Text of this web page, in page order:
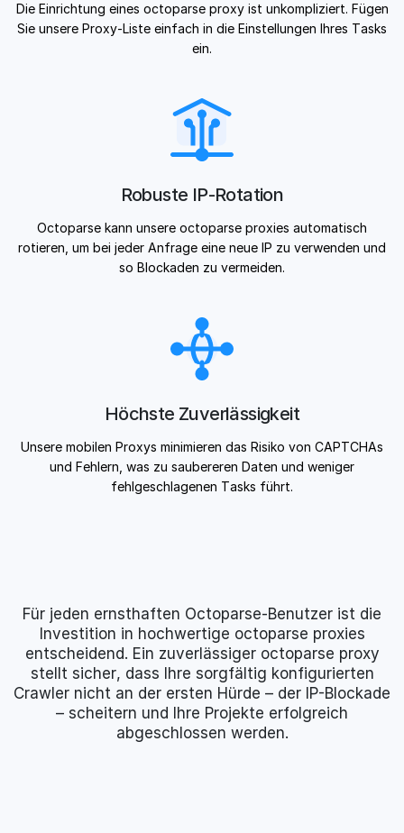
Die Einrichtung eines octoparse proxy ist unkompliziert. Fügen
Sie unsere Proxy-Liste einfach in die Einstellungen Ihres Tasks
ein.
Robuste IP-Rotation
Octoparse kann unsere octoparse proxies automatisch
rotieren, um bei jeder Anfrage eine neue IP zu verwenden und
so Blockaden zu vermeiden.
Höchste Zuverlässigkeit
Unsere mobilen Proxys minimieren das Risiko von CAPTCHAs
und Fehlern, was zu saubereren Daten und weniger
fehlgeschlagenen Tasks führt.
Für jeden ernsthaften Octoparse-Benutzer ist die
Investition in hochwertige octoparse proxies
entscheidend. Ein zuverlässiger octoparse proxy
stellt sicher, dass Ihre sorgfältig konfigurierten
Crawler nicht an der ersten Hürde – der IP-Blockade
– scheitern und Ihre Projekte erfolgreich
abgeschlossen werden.